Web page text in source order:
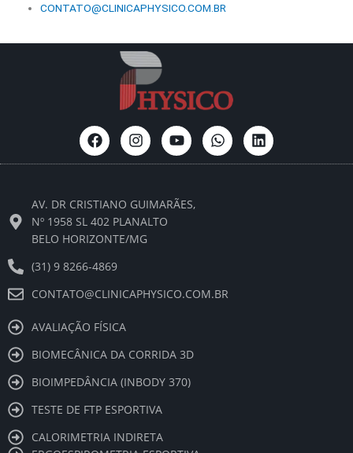
CONTATO@CLINICAPHYSICO.COM.BR
F
a
c
o
o
k
I
n
s
g
r
a
Y
o
u
b
W
h
a
L
i
n
AV. DR CRISTIANO GUIMARÃES,
Nº 1958 SL 402 PLANALTO
BELO HORIZONTE/MG
(31) 9 8266-4869
CONTATO@CLINICAPHYSICO.COM.BR
AVALIAÇÃO FÍSICA
BIOMECÂNICA DA CORRIDA 3D
BIOIMPEDÂNCIA (INBODY 370)
TESTE DE FTP ESPORTIVA
CALORIMETRIA INDIRETA